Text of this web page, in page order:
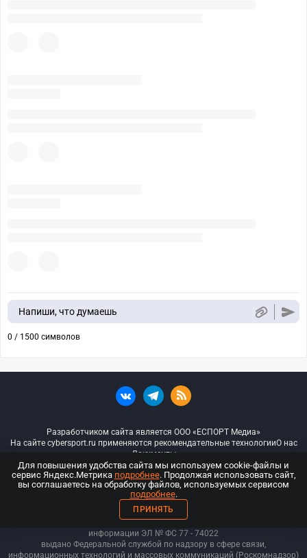
Напиши, что думаешь
0 / 1500 символов
Разработчиком сайта является ООО «ЕСПОРТ Медиа»
На сайте cybersport.ru применяются рекомендательные технологииО нас
Документы
© ООО «Киберспорт.ру» — Все права защищены
18+
ООО «Киберспорт.ру». Свидетельство о регистрации средств массовой
информации ЭЛ № ФС 77 - 74022
выдано Федеральной службой по надзору в сфере связи,
информационных технологий и массовых коммуникаций (Роскомнадзор)
Для повышения удобства сайта мы используем cookie-файлы и
сервис Яндекс.Метрика подробнее. Продолжая использовать сайт,
вы соглашаетесь на обработку файлов, используемых сервисом
подробнее.
ПРИНЯТЬ